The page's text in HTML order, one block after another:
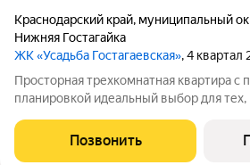
Краснодарский край, муниципальный
Нижняя Гостагайка
ЖК «Усадьба Гостагаевская», 4 квартал
Просторная трехкомнатная квартира с
планировкой идеальный выбор для тех, кто ценит порядок, уют
изолированы, что позволяет гибко
спальню, детскую, кабинет или гостиную.
Позвонить